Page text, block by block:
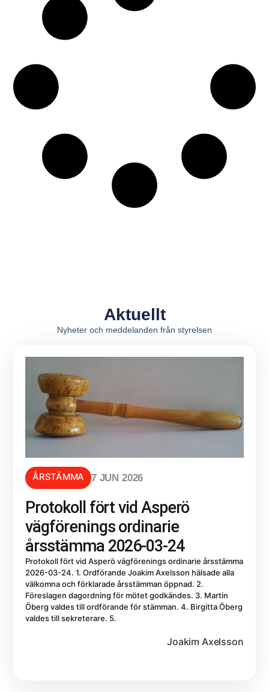
Aktuellt
Nyheter och meddelanden från styrelsen
ÅRSTÄMMA 7 JUN 2026
Protokoll fört vid Asperö
vägförenings ordinarie
årsstämma 2026-03-24
Protokoll fört vid Asperö vägförenings ordinarie årsstämma
2026-03-24. 1. Ordförande Joakim Axelsson hälsade alla
välkomna och förklarade årsstämman öppnad. 2.
Föreslagen dagordning för mötet godkändes. 3. Martin
Öberg valdes till ordförande för stämman. 4. Birgitta Öberg
valdes till sekreterare. 5.
Joakim Axelsson